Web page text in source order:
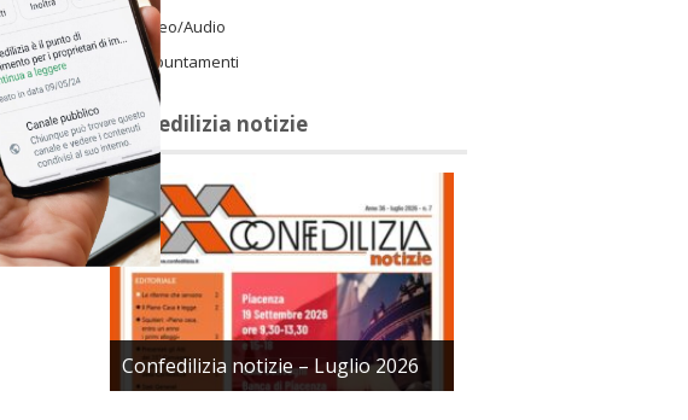
Video/Audio
Appuntamenti
〉 Confedilizia notizie
Confedilizia notizie – Luglio 2026